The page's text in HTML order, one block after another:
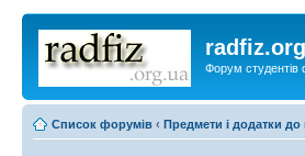
Форум
Список форумів ‹ Предмети і додатки до